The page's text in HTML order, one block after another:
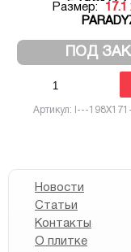
Размер:
17.1
ПОД
Артикул: I---
Новости
Статьи
Контакты
О плитке